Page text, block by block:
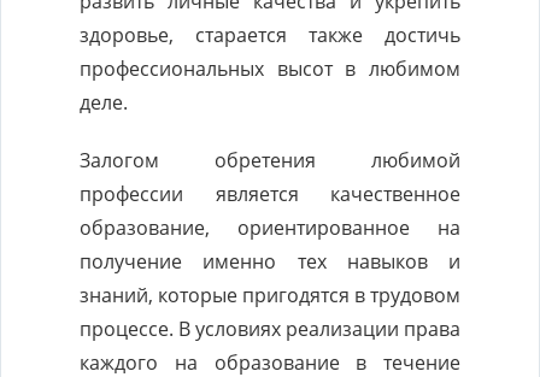
здоровье, старается также достичь
профессиональных высот в любимом
деле.
Залогом обретения любимой
профессии является качественное
образование, ориентированное на
получение именно тех навыков и
знаний, которые пригодятся в трудовом
процессе. В условиях реализации права
каждого на образование в течение